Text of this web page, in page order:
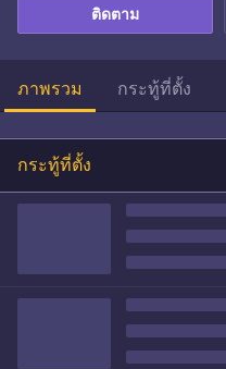
ติดตาม
ภาพรวม กระทู้ที่ตั้ง
กระทู้ที่ตั้ง